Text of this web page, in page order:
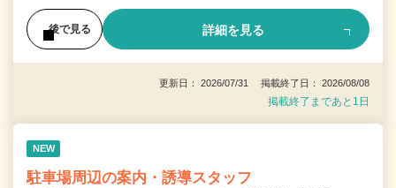
後で見る 詳細を見る
更新日： 2026/07/31 掲載終了日： 2026/08/08
掲載終了まであと1日
NEW
駐車場周辺の案内・誘導スタッフ